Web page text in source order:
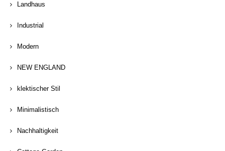
Landhaus
Industrial
Modern
NEW ENGLAND
klektischer Stil
Minimalistisch
Nachhaltigkeit